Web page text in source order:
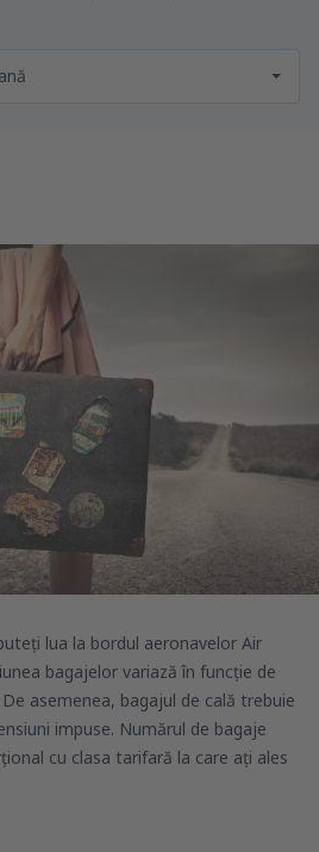
lua la bordul aeronavelor Air
bagajelor variază în funcție de
asemenea, bagajul de cală trebuie
impuse. Numărul de bagaje
cu clasa tarifară la care ați ales